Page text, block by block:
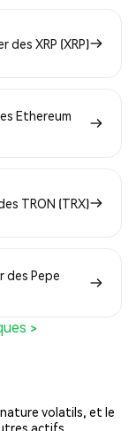
des XRP (XRP)
Ethereum
TRON (TRX)
des Pepe
>
volatils, et le
actifs